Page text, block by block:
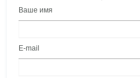
Ваше имя
E-mail